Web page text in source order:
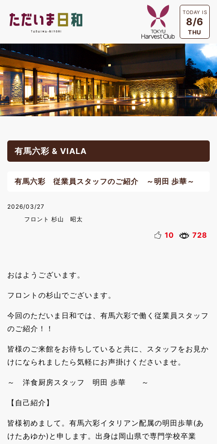
TODAY IS
8/6
THU
有馬六彩 & VIALA
有馬六彩 従業員スタッフのご紹介 ～明田 歩華～
2026/03/27
フロント 杉山 昭太
10 728
おはようございます。
フロントの杉山でございます。
今回のただいま日和では、有馬六彩で働く従業員スタッフ
のご紹介！！
皆様のご来館をお待ちしていると共に、スタッフをお見か
けになられましたら気軽にお声掛けくださいませ。
～ 洋食厨房スタッフ 明田 歩華 ～
【自己紹介】
皆様初めまして。有馬六彩イタリアン配属の明田歩華(あ
けたあゆか)と申します。出身は岡山県で専門学校卒業